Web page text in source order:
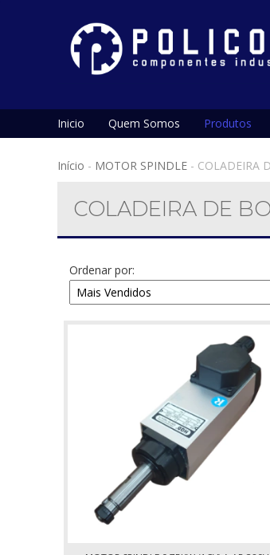
Inicio Quem Somos Produtos
Início - MOTOR SPINDLE - COLADEIRA
COLADEIRA DE
Ordenar por: